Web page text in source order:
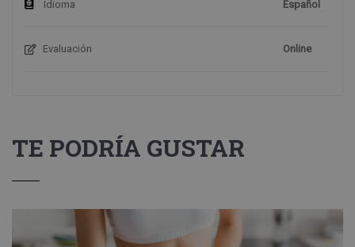
Idioma Español
Evaluación Online
TE PODRÍA GUSTAR